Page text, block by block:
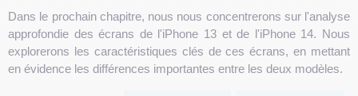
Dans le prochain chapitre, nous nous concentrerons sur l'analyse
approfondie des écrans de l'iPhone 13 et de l'iPhone 14. Nous
explorerons les caractéristiques clés de ces écrans, en mettant
en évidence les différences importantes entre les deux modèles.